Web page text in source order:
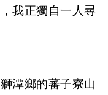
我正獨自一人尋
潭鄉的蕃子寮山